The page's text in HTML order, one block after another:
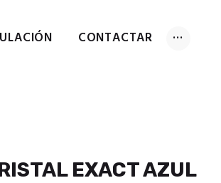
CONTACTAR
DIGITAL
EXACT AZUL